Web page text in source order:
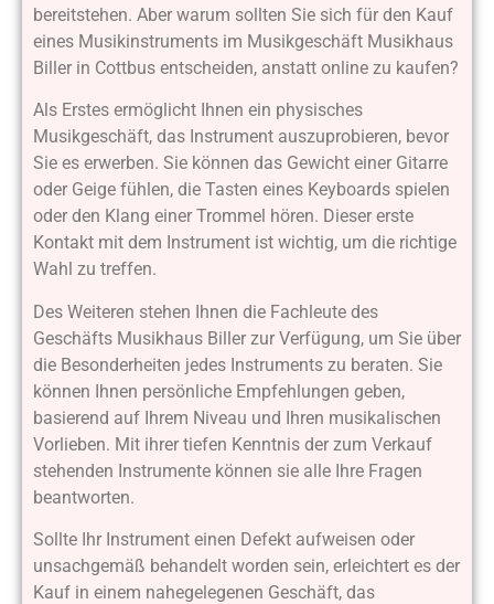
bereitstehen. Aber warum sollten Sie sich für den Kauf
eines Musikinstruments im Musikgeschäft Musikhaus
Biller in Cottbus entscheiden, anstatt online zu kaufen?
Als Erstes ermöglicht Ihnen ein physisches
Musikgeschäft, das Instrument auszuprobieren, bevor
Sie es erwerben. Sie können das Gewicht einer Gitarre
oder Geige fühlen, die Tasten eines Keyboards spielen
oder den Klang einer Trommel hören. Dieser erste
Kontakt mit dem Instrument ist wichtig, um die richtige
Wahl zu treffen.
Des Weiteren stehen Ihnen die Fachleute des
Geschäfts Musikhaus Biller zur Verfügung, um Sie über
die Besonderheiten jedes Instruments zu beraten. Sie
können Ihnen persönliche Empfehlungen geben,
basierend auf Ihrem Niveau und Ihren musikalischen
Vorlieben. Mit ihrer tiefen Kenntnis der zum Verkauf
stehenden Instrumente können sie alle Ihre Fragen
beantworten.
Sollte Ihr Instrument einen Defekt aufweisen oder
unsachgemäß behandelt worden sein, erleichtert es der
Kauf in einem nahegelegenen Geschäft, das